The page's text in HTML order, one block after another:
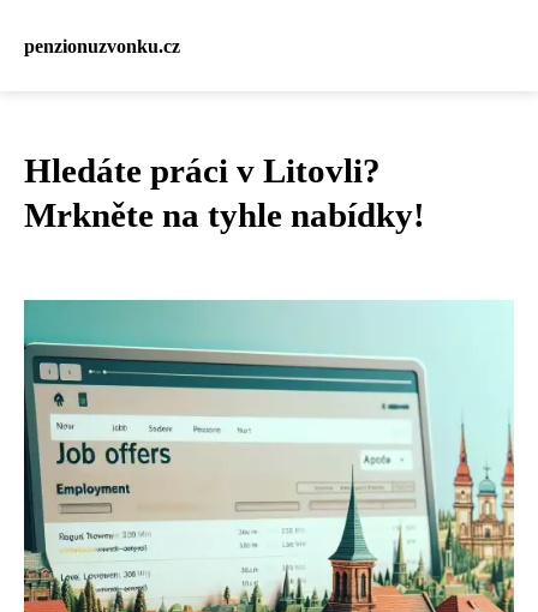
penzionuzvonku.cz
Hledáte práci v Litovli?
Mrkněte na tyhle nabídky!